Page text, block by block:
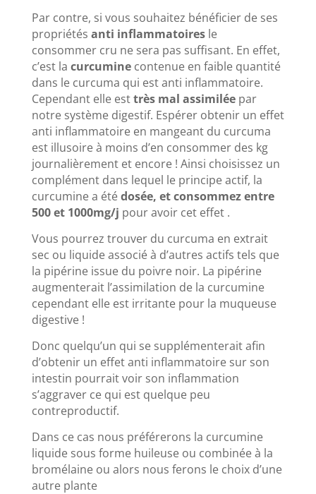
Par contre, si vous souhaitez bénéficier de ses
propriétés anti inflammatoiresle
consommer cru ne sera pas suffisant. En effet,
c’est la curcuminecontenue en faible quantité
dans le curcuma qui est anti inflammatoire.
Cependant elle esttrès mal assimiléepar
notre système digestif. Espérer obtenir un effet
anti inflammatoire en mangeant du curcuma
est illusoire à moins d’en consommer des kg
journalièrement et encore ! Ainsi choisissez un
complément dans lequel le principe actif, la
curcumine a étédosée, et consommez entre
500 et 1000mg/j pour avoir cet effet .
Vous pourrez trouver du curcuma en extrait
sec ou liquide associé à d’autres actifs tels que
la pipérine issue du poivre noir. La pipérine
augmenterait l’assimilation de la curcumine
cependant elle est irritante pour la muqueuse
digestive !
Donc quelqu’un qui se supplémenterait afin
d’obtenir un effet anti inflammatoire sur son
intestin pourrait voir son inflammation
s’aggraver ce qui est quelque peu
contreproductif.
Dans ce cas nous préférerons la curcumine
liquide sous forme huileuse ou combinée à la
bromélaine ou alors nous ferons le choix d’une
autre plante